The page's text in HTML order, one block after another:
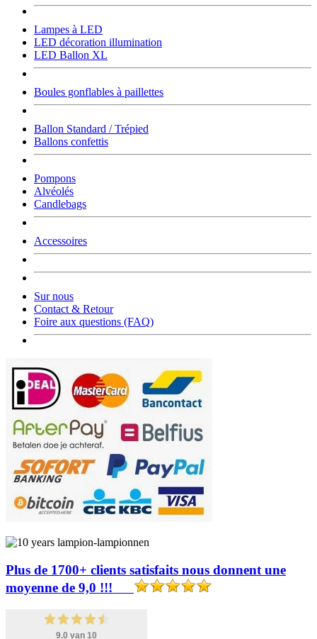
Lampes à LED
LED décoration illumination
LED Ballon XL
Boules gonflables à paillettes
Ballon Standard / Trépied
Ballons confettis
Pompons
Alvéolés
Candlebags
Accessoires
Sur nous
Contact & Retour
Foire aux questions (FAQ)
Plus de 1700+ clients satisfaits nous donnent une
moyenne de 9,0 !!!